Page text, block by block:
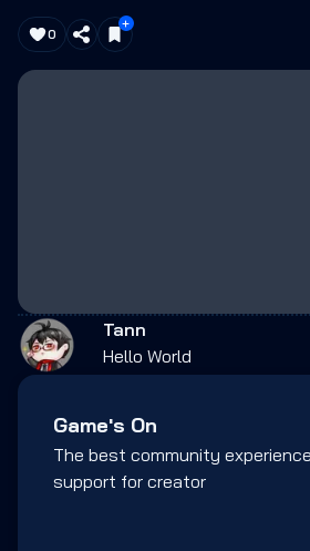
0
Tann
Hello World
Game's On
The best community
support for creator